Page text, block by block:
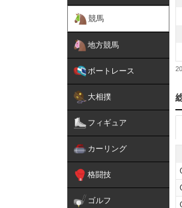
競馬
地方競馬
ボートレース
大相撲
フィギュア
カーリング
格闘技
ゴルフ